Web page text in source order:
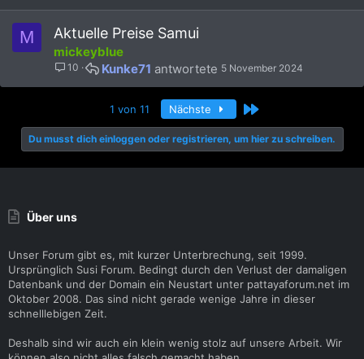
M Aktuelle Preise Samui
mickeyblue
10 5 November 2024
Kunke71
1 von 11 Nächste Letzte
Du musst dich einloggen oder registrieren, um hier zu schreiben.
Über uns
Unser Forum gibt es, mit kurzer Unterbrechung, seit 1999.
Ursprünglich Susi Forum. Bedingt durch den Verlust der damaligen
Datenbank und der Domain ein Neustart unter pattayaforum.net im
Oktober 2008. Das sind nicht gerade wenige Jahre in dieser
schnelllebigen Zeit.
Deshalb sind wir auch ein klein wenig stolz auf unsere Arbeit. Wir